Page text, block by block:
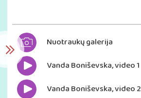
Nuotraukų galerija
Vanda Boniševska, video 1
Vanda Boniševska, video 2